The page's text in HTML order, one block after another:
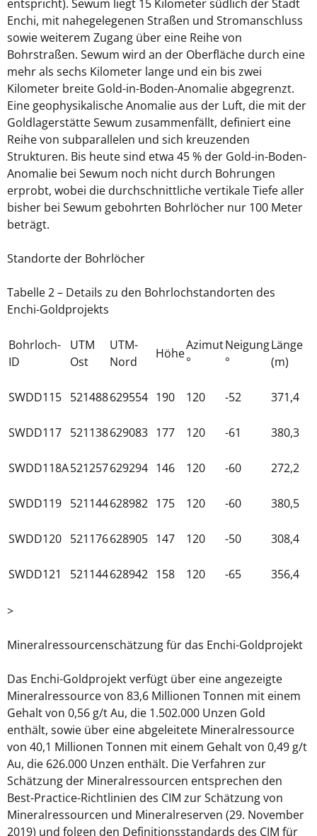
entspricht). Sewum liegt 15 Kilometer südlich der Stadt
Enchi, mit nahegelegenen Straßen und Stromanschluss
sowie weiterem Zugang über eine Reihe von
Bohrstraßen. Sewum wird an der Oberfläche durch eine
mehr als sechs Kilometer lange und ein bis zwei
Kilometer breite Gold-in-Boden-Anomalie abgegrenzt.
Eine geophysikalische Anomalie aus der Luft, die mit der
Goldlagerstätte Sewum zusammenfällt, definiert eine
Reihe von subparallelen und sich kreuzenden
Strukturen. Bis heute sind etwa 45 % der Gold-in-Boden-
Anomalie bei Sewum noch nicht durch Bohrungen
erprobt, wobei die durchschnittliche vertikale Tiefe aller
bisher bei Sewum gebohrten Bohrlöcher nur 100 Meter
beträgt.
Standorte der Bohrlöcher
Tabelle 2 – Details zu den Bohrlochstandorten des
Enchi-Goldprojekts
Bohrloch-
ID
UTM
Ost
UTM-
Nord
Höhe
Azimut
°
Neigung
°
Länge
(m)
SWDD115 521488629554 190 120 -52 371,4
SWDD117 521138629083 177 120 -61 380,3
SWDD118A521257629294 146 120 -60 272,2
SWDD119 521144628982 175 120 -60 380,5
SWDD120 521176628905 147 120 -50 308,4
SWDD121 521144628942 158 120 -65 356,4
>
Mineralressourcenschätzung für das Enchi-Goldprojekt
Das Enchi-Goldprojekt verfügt über eine angezeigte
Mineralressource von 83,6 Millionen Tonnen mit einem
Gehalt von 0,56 g/t Au, die 1.502.000 Unzen Gold
enthält, sowie über eine abgeleitete Mineralressource
von 40,1 Millionen Tonnen mit einem Gehalt von 0,49 g/t
Au, die 626.000 Unzen enthält. Die Verfahren zur
Schätzung der Mineralressourcen entsprechen den
Best-Practice-Richtlinien des CIM zur Schätzung von
Mineralressourcen und Mineralreserven (29. November
2019) und folgen den Definitionsstandards des CIM für